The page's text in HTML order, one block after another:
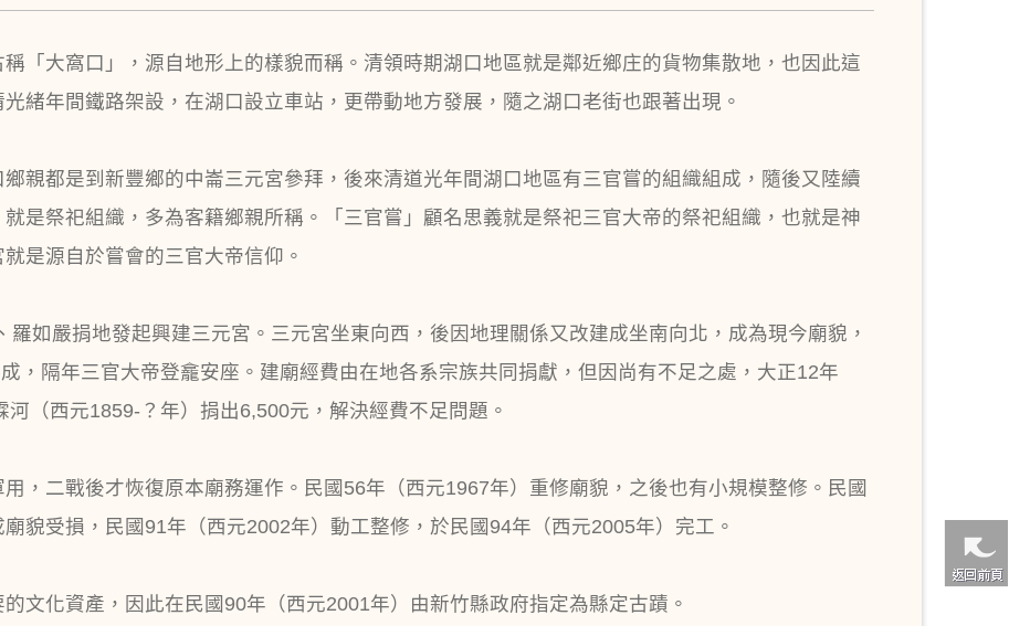
「大窩口」，源自地形上的樣貌而稱。清領時期湖口地區就是鄰近鄉庄的貨物集散地，也因此這
緒年間鐵路架設，在湖口設立車站，更帶動地方發展，隨之湖口老街也跟著出現。
親都是到新豐鄉的中崙三元宮參拜，後來清道光年間湖口地區有三官嘗的組織組成，隨後又陸續
是祭祀組織，多為客籍鄉親所稱。「三官嘗」顧名思義就是祭祀三官大帝的祭祀組織，也就是神
是源自於嘗會的三官大帝信仰。
如嚴捐地發起興建三元宮。三元宮坐東向西，後因地理關係又改建成坐南向北，成為現今廟貌，
，隔年三官大帝登龕安座。建廟經費由在地各系宗族共同捐獻，但因尚有不足之處，大正12年
河（西元1859-？年）捐出6,500元，解決經費不足問題。
，二戰後才恢復原本廟務運作。民國56年（西元1967年）重修廟貌，之後也有小規模整修。民國
貌受損，民國91年（西元2002年）動工整修，於民國94年（西元2005年）完工。
文化資產，因此在民國90年（西元2001年）由新竹縣政府指定為縣定古蹟。